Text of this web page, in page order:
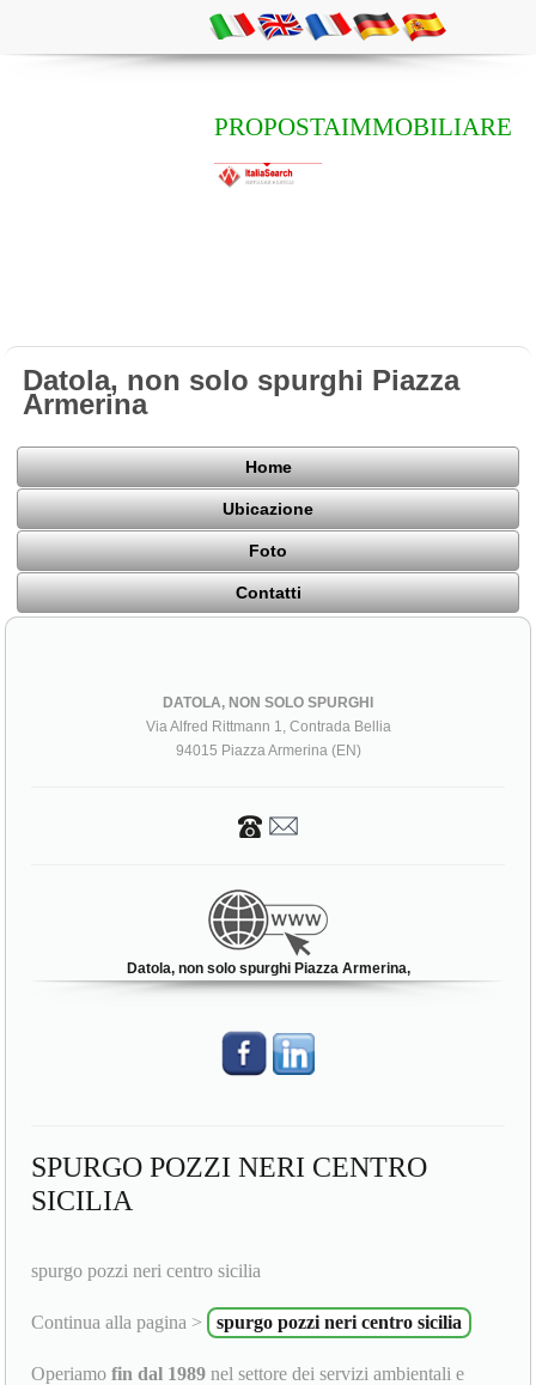
PROPOSTAIMMOBILIARE
Datola, non solo spurghi Piazza
Armerina
Home
Ubicazione
Foto
Contatti
DATOLA, NON SOLO SPURGHI
Via Alfred Rittmann 1, Contrada Bellia
94015 Piazza Armerina (EN)
Datola, non solo spurghi Piazza Armerina,
SPURGO POZZI NERI CENTRO
SICILIA
spurgo pozzi neri centro sicilia
Continua alla pagina > spurgo pozzi neri centro sicilia
Operiamofin dal 1989 nel settore dei servizi ambientali e